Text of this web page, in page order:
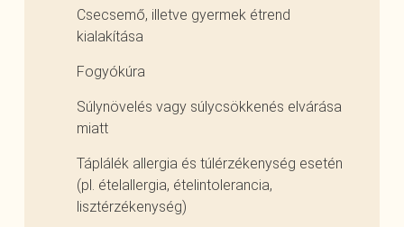
Csecsemő, illetve gyermek étrend
kialakítása
Fogyókúra
Súlynövelés vagy súlycsökkenés elvárása
miatt
Táplálék allergia és túlérzékenység esetén
(pl. ételallergia, ételintolerancia,
lisztérzékenység)